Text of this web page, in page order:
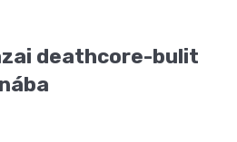
deathcore-bulit